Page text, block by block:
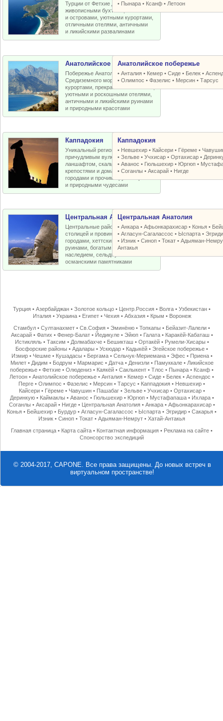
Турции от Фетхие до Кемера с
живописными бухтами, пляжами
и островами, уютными курортами,
отличными отелями, античными
и ликийскими развалинами
• Пынара • Ксанф • Летоон
Анатолийское побережье
Побережье Анатолийской бухты
Средиземного моря с отличными
курортами, прекрасными пляжами,
уютными и роскошными отелями,
античными и ликийскими руинами
и природными красотами
Анатолийское побережье
•Анталия • Кемер •Сиде • Белек •
•Олимпос •Фазелис • Мерсин •Тарсус
Каппадокия
Уникальный регион Турции с
причудливым вулканическим
ланшафтом, скальными церквями,
крепостями и домами, пещерными
городами и прочими рукотворными
и природными чудесами
Каппадокия
• Невшехир • Кайсери • Гёреме •
•Зельве •Учхисар •Ортахисар •
•Аванос • Гюльшехир • Юргюп •
•Соганлы •Аксарай • Нигде
Центральная Анатолия
Центральные районы Турции со
столицей и провинциальными
городами, хеттскими и античными
руинами, богатым византийским
наследием, сельджукскими и
османскими памятниками
Центральная Анатолия
•Анкара •Афьонкарахисар • Конья •
•Агласун-Сагалассос • Ыспарта •
• Изник •Синоп •Токат •Адыяман-
Антакья
Турция •Азербайджан •Золотое кольцо • Центр.Россия • Волга •Узбекистан •
Италия• Украина• Египет• Чехия• Абхазия• Крым • Воронеж
Стамбул •Султанахмет •Св.София •Эминёню •Топкапы • Бейазит-Лалели •
Аксарай• Фатих • Фенер-Балат• Йедикуле• Эйюп• Галата• Каракёй-Кабаташ •
Истикляль• Таксим • Долмабахче• Бешикташ • Ортакёй• Румели-Хисары •
Босфорские районы •Адалары •Ускюдар • Кадыкёй •Эгейское побережье •
Измир• Чешме• Кушадасы • Бергама• Сельчук-Мериемана• Эфес • Приена•
Милет• Дидим • Бодрум • Мармарис • Датча• Денизли• Памуккале• Ликийское
побережье •Фетхие •Олюдениз • Каякёй •Саклыкент •Тлос • Пынара • Ксанф •
Летоон •Анатолийское побережье •Анталия • Кемер •Сиде • Белек •Аспендос •
Перге •Олимпос •Фазелис • Мерсин •Тарсус • Каппадокия • Невшехир •
Кайсери• Гёреме• Чавушин• Пашабаг• Зельве• Учхисар• Ортахисар•
Деринкую• Каймаклы • Аванос • Гюльшехир• Юргюп• Мустафапаша• Ихлара•
Соганлы • Аксарай• Нигде• Центральная Анатолия• Анкара• Афьонкарахисар•
Конья • Бейшехир • Бурдур •Агласун-Сагалассос • Ыспарта •Эгридир •Сакарья •
Изник •Синоп •Токат •Адыяман-Немрут •Хатай-Антакья
Главная страница • Карта сайта • Контактная информация • Реклама на сайте •
Спонсорство экспедиций
© 2004-2017, CAPONE. Все права защищены. До новых встреч в
виртуальном пространстве!